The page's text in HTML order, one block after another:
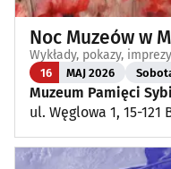
Noc Muzeów w
Wykłady, pokazy,
16 MAJ 2026
Muzeum Pamięci
ul. Węglowa 1, 15-121